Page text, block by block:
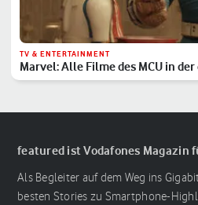
TV & ENTERTAINMENT
Marvel: Alle Filme des MCU in
Reihenfolge
featured ist Vodafones Magazin
Als Begleiter auf dem Weg ins
besten Stories zu Smartphone-